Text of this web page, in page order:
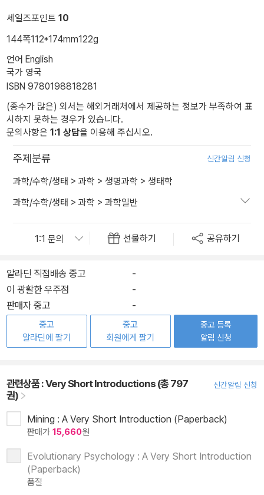
세일즈포인트 10
144쪽112*174mm122g
언어 English
국가 영국
ISBN 9780198818281
(종수가 많은) 외서는 해외거래처에서 제공하는 정보가 부족하여 표
시하지 못하는 경우가 있습니다.
문의사항은 1:1 상담을 이용해 주십시오.
주제분류 신간알림 신청
과학/수학/생태 > 과학 > 생명과학 > 생태학
과학/수학/생태 > 과학 > 과학일반
선물하기 공유하기
알라딘 직접배송 중고
-
이 광활한 우주점
-
판매자 중고
-
중고
알라딘에 팔기
중고
회원에게 팔기
중고 등록
알림 신청
관련상품 :Very Short Introductions (총 797
권)
신간알림 신청
Mining : A Very Short Introduction (Paperback)
판매가 15,660원
Evolutionary Psychology : A Very Short Introduction
(Paperback)
품절